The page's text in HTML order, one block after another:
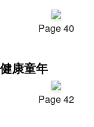
Page 40
健康童年
Page 42